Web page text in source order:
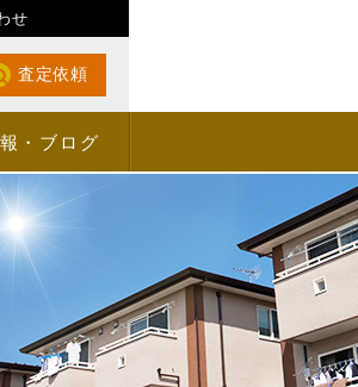
せ
査定依頼
・ブログ